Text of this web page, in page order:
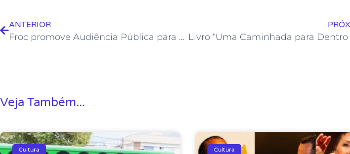
ANTERIOR
Froc promove Audiência Pública para agendamento no Teatro Municipal Joel Barcellos
Veja Também...
Cultura Cultura